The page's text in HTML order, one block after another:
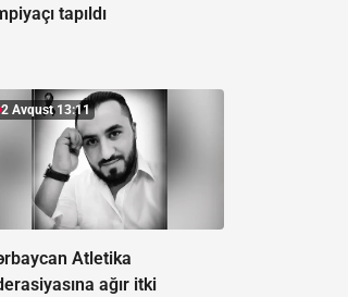
tapıldı
2 Avqust 13:11
Atletika
ağır itki